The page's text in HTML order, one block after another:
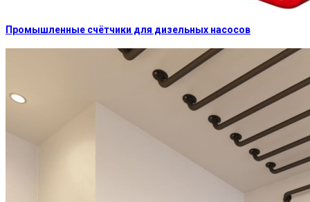
Промышленные счётчики для дизельных насосов